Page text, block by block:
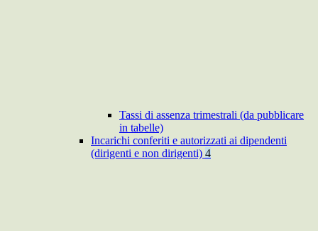
Tassi di assenza trimestrali (da pubblicare
in tabelle)
Incarichi conferiti e autorizzati ai dipendenti
(dirigenti e non dirigenti) 4